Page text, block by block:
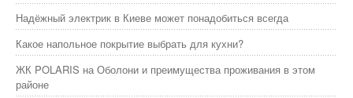
Надёжный электрик в Киеве может понадобиться всегда
Какое напольное покрытие выбрать для кухни?
ЖК POLARIS на Оболони и преимущества проживания в этом
районе